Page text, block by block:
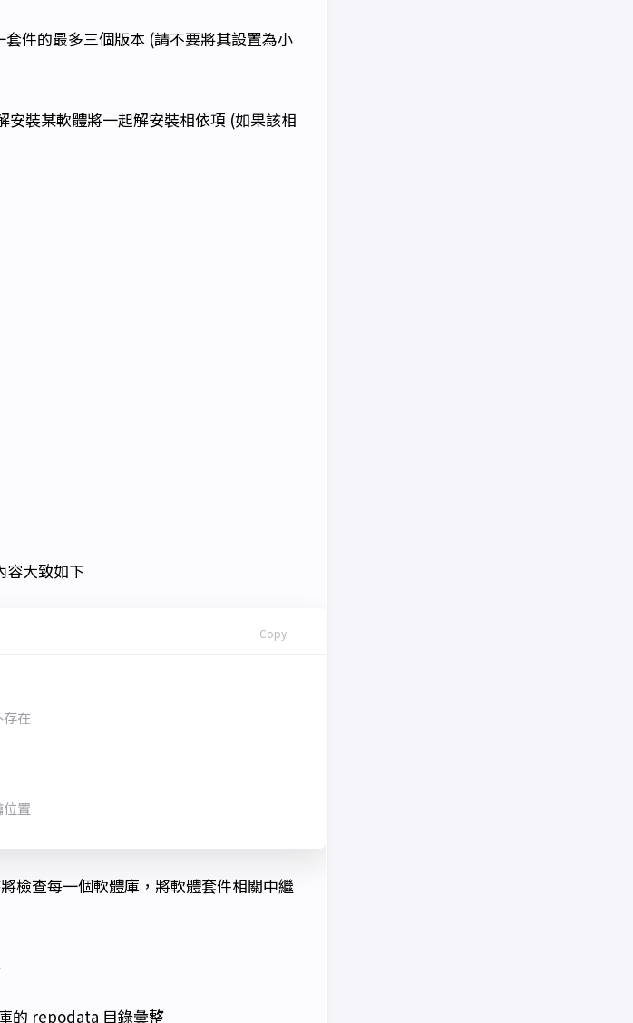
件的最多三個版本 (請不要將其設置為小
安裝某軟體將一起解安裝相依項 (如果該相
容大致如下
Copy
存在
置
檢查每一個軟體庫，將軟體套件相關中繼
的 repodata 目錄彙整